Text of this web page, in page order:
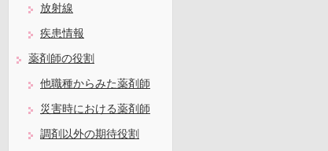
放射線
疾患情報
薬剤師の役割
他職種からみた薬剤師
災害時における薬剤師
調剤以外の期待役割